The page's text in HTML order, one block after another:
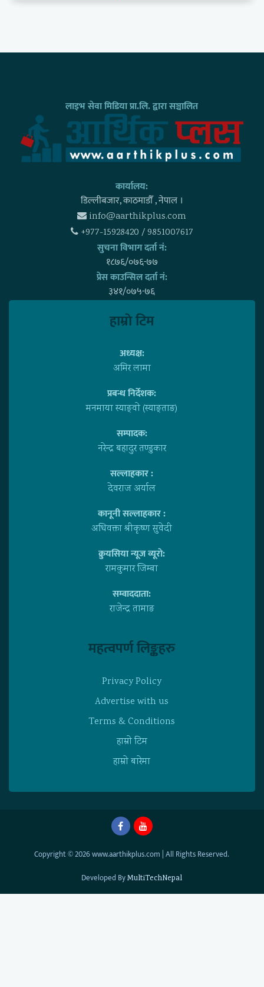
लाइभ सेवा मिडिया प्रा.लि. द्वारा सञ्चालित
कार्यालय:
डिल्लीबजार, काठमाडाैँ , नेपाल ।
info@aarthikplus.com
+977-15928420 / 9851007617
सुचना विभाग दर्ता नं:
१८७६/०७६-७७
प्रेस काउन्सिल दर्ता नं:
३४१/०७५-७६
हाम्राे टिम
अध्यक्ष:
अमिर लामा
प्रबन्ध निर्देशक:
मनमाया स्याङ्वाे (स्याङ्ताङ)
सम्पादक:
नरेन्द्र बहादुर तण्डुकार
सल्लाहकार :
देवराज अर्याल
कानूनी सल्लाहकार :
अधिवक्ता श्रीकृष्ण सुवेदी
क्रुयसिया न्यूज व्यूराे:
रामकुमार जिम्बा
सम्वाददाता:
राजेन्द्र तामाङ
महत्वपर्ण लिङ्कहरु
Privacy Policy
Advertise with us
Terms & Conditions
हाम्राे टिम
हाम्राे बारेमा
Copyright © 2026 www.aarthikplus.com | All Rights Reserved.
Developed ByMultiTechNepal